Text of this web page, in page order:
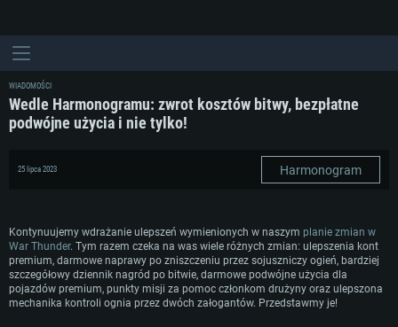
WIADOMOŚCI
Wedle Harmonogramu: zwrot kosztów bitwy, bezpłatne
podwójne użycia i nie tylko!
25 lipca 2023 Harmonogram
Kontynuujemy wdrażanie ulepszeń wymienionych w naszym planie zmian w
War Thunder. Tym razem czeka na was wiele różnych zmian: ulepszenia kont
premium, darmowe naprawy po zniszczeniu przez sojuszniczy ogień, bardziej
szczegółowy dziennik nagród po bitwie, darmowe podwójne użycia dla
pojazdów premium, punkty misji za pomoc członkom drużyny oraz ulepszona
mechanika kontroli ognia przez dwóch załogantów. Przedstawmy je!